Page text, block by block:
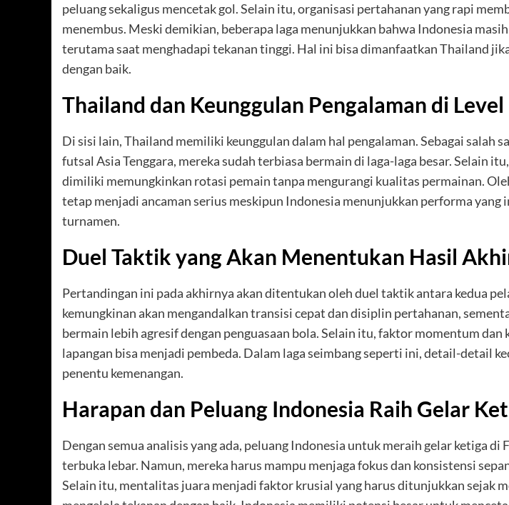
peluang sekaligus mencetak gol. Selain itu, organisasi pertahanan yang rapi
menembus. Meski demikian, beberapa laga menunjukkan bahwa Indonesia
terutama saat menghadapi tekanan tinggi. Hal ini bisa dimanfaatkan Thailand
dengan baik.
Thailand dan Keunggulan Pengalaman di
Di sisi lain, Thailand memiliki keunggulan dalam hal pengalaman. Sebagai salah
futsal Asia Tenggara, mereka sudah terbiasa bermain di laga-laga besar. Selain
dimiliki memungkinkan rotasi pemain tanpa mengurangi kualitas permainan.
tetap menjadi ancaman serius meskipun Indonesia menunjukkan performa yang
turnamen.
Duel Taktik yang Akan Menentukan Hasil
Pertandingan ini pada akhirnya akan ditentukan oleh duel taktik antara kedua
kemungkinan akan mengandalkan transisi cepat dan disiplin pertahanan,
bermain lebih agresif dengan penguasaan bola. Selain itu, faktor momentum dan
lapangan bisa menjadi pembeda. Dalam laga seimbang seperti ini, detail-detail
penentu kemenangan.
Harapan dan Peluang Indonesia Raih Gelar
Dengan semua analisis yang ada, peluang Indonesia untuk meraih gelar ketiga di
terbuka lebar. Namun, mereka harus mampu menjaga fokus dan konsistensi
Selain itu, mentalitas juara menjadi faktor krusial yang harus ditunjukkan sejak